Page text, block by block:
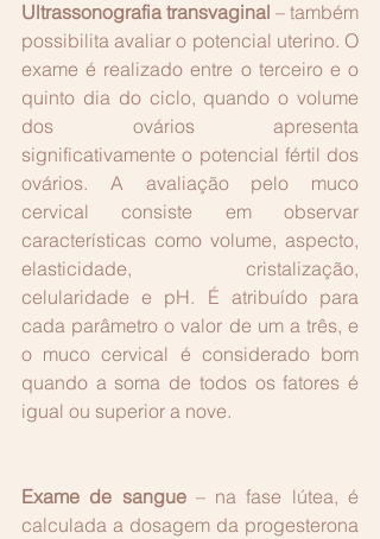
Ultrassonografia transvaginal – também
possibilita avaliar o potencial uterino. O
exame é realizado entre o terceiro e o
quinto dia do ciclo, quando o volume
dos ovários apresenta
significativamente o potencial fértil dos
ovários. A avaliação pelo muco
cervical consiste em observar
características como volume, aspecto,
elasticidade, cristalização,
celularidade e pH. É atribuído para
cada parâmetro o valor de um a três, e
o muco cervical é considerado bom
quando a soma de todos os fatores é
igual ou superior a nove.
Exame de sangue – na fase lútea, é
calculada a dosagem da progesterona